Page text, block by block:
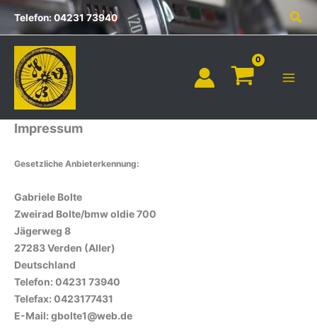
springen
Zum
Inhalt
Telefon: 04231 73940
Impressum
Gesetzliche Anbieterkennung:
Gabriele Bolte
Zweirad Bolte/bmw oldie 700
Jägerweg 8
27283 Verden (Aller)
Deutschland
Telefon: 04231 73940
Telefax: 0423177431
E-Mail: gbolte1@web.de